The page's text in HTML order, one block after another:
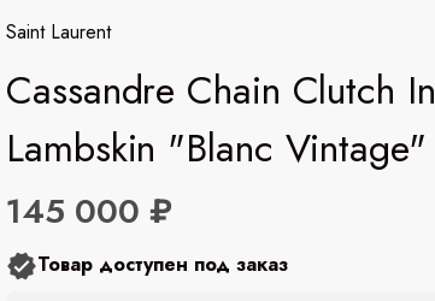
Saint Laurent
Cassandre Chain Clutch In
Lambskin "Blanc Vintage"
145 000 ₽
Товар доступен под заказ